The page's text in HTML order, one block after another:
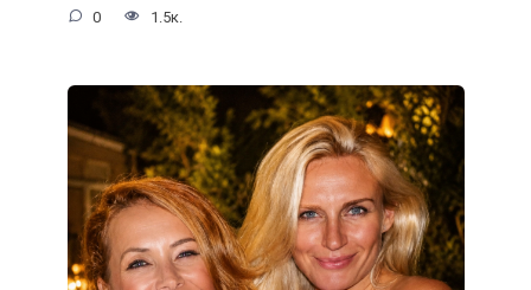
0 1.5к.